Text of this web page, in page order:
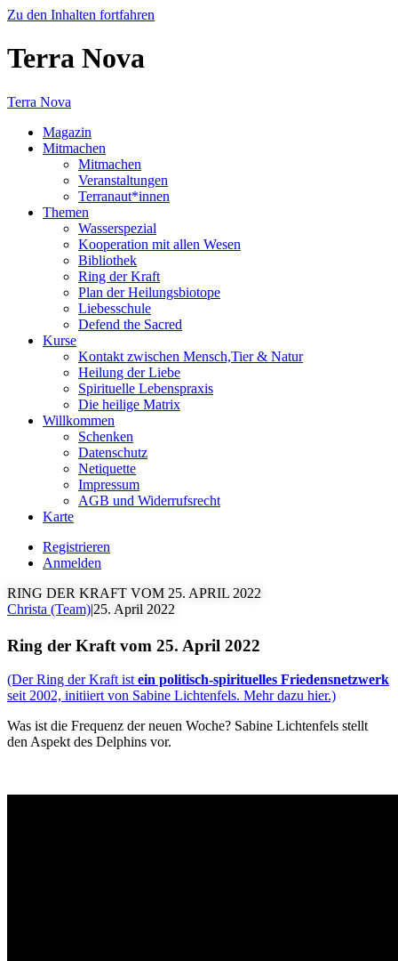
Zu den Inhalten fortfahren
Terra Nova
Terra Nova
Magazin
Mitmachen
Mitmachen
Veranstaltungen
Terranaut*innen
Themen
Wasserspezial
Kooperation mit allen Wesen
Bibliothek
Ring der Kraft
Plan der Heilungsbiotope
Liebesschule
Defend the Sacred
Kurse
Kontakt zwischen Mensch,Tier & Natur
Heilung der Liebe
Spirituelle Lebenspraxis
Die heilige Matrix
Willkommen
Schenken
Datenschutz
Netiquette
Impressum
AGB und Widerrufsrecht
Karte
Registrieren
Anmelden
RING DER KRAFT VOM 25. APRIL 2022
Christa (Team)|25. April 2022
Ring der Kraft vom 25. April 2022
(Der Ring der Kraft ist ein politisch-spirituelles Friedensnetzwerk
seit 2002, initiiert von Sabine Lichtenfels. Mehr dazu hier.)
Was ist die Frequenz der neuen Woche? Sabine Lichtenfels stellt
den Aspekt des Delphins vor.